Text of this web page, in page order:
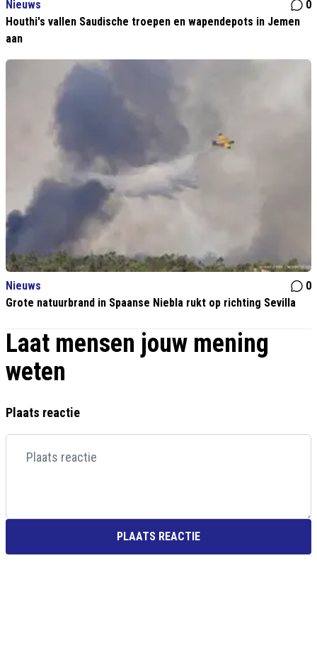
Nieuws
0
Houthi's vallen Saudische troepen en wapendepots in Jemen
aan
Nieuws
0
Grote natuurbrand in Spaanse Niebla rukt op richting Sevilla
Laat mensen jouw mening
weten
Plaats reactie
PLAATS REACTIE